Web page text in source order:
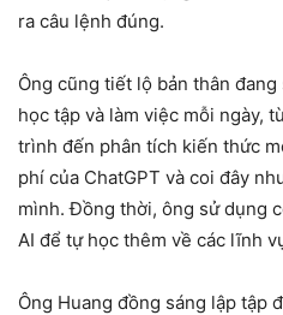
ra câu lệnh đúng.
Ông cũng tiết lộ bản thân
học tập và làm việc mỗi ngày,
trình đến phân tích kiến thức
phí của ChatGPT và coi đây
mình. Đồng thời, ông sử dụng
AI để tự học thêm về các lĩnh
Ông Huang đồng sáng lập tập